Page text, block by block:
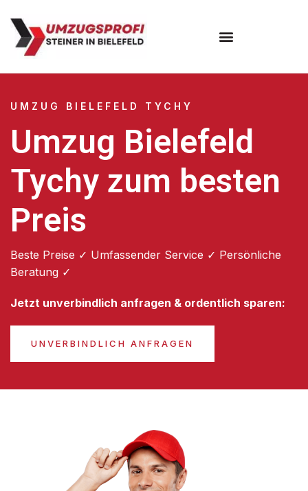
UMZUG BIELEFELD TYCHY
Umzug Bielefeld
Tychy zum besten
Preis
Beste Preise ✓ Umfassender Service ✓ Persönliche
Beratung ✓
Jetzt unverbindlich anfragen & ordentlich sparen:
UNVERBINDLICH ANFRAGEN